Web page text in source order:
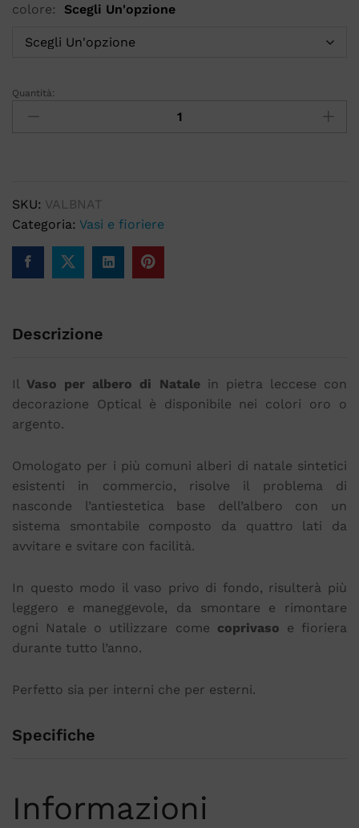
colore: Scegli Un'opzione
Quantità:
SKU: VALBNAT
Categoria: Vasi e fioriere
Descrizione
IlVaso per albero di Natalein pietra leccese con
decorazione Optical è disponibile nei colori oro o
argento.
Omologato per i più comuni alberi di natale sintetici
esistenti in commercio, risolve il problema di
nasconde l’antiestetica base dell’albero con un
sistema smontabile composto da quattro lati da
avvitare e svitare con facilità.
In questo modo il vaso privo di fondo, risulterà più
leggero e maneggevole, da smontare e rimontare
ogni Natale o utilizzare come coprivaso e fioriera
durante tutto l’anno.
Perfetto sia per interni che per esterni.
Specifiche
Informazioni